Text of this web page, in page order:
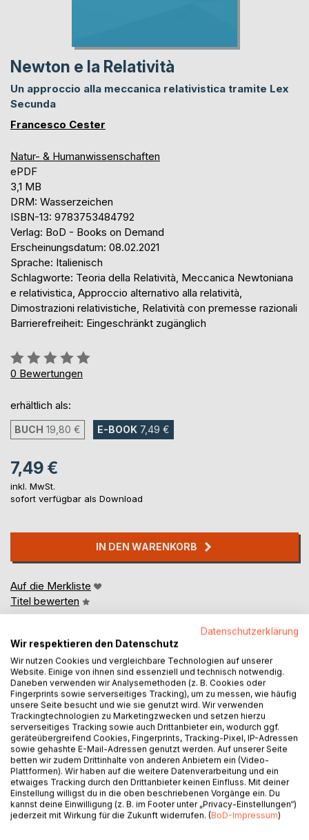
Newton e la Relatività
Un approccio alla meccanica relativistica tramite Lex
Secunda
Francesco Cester
Natur- & Humanwissenschaften
ePDF
3,1 MB
DRM: Wasserzeichen
ISBN-13: 9783753484792
Verlag: BoD - Books on Demand
Erscheinungsdatum: 08.02.2021
Sprache: Italienisch
Schlagworte: Teoria della Relatività, Meccanica Newtoniana
e relativistica, Approccio alternativo alla relatività,
Dimostrazioni relativistiche, Relatività con premesse razionali
Barrierefreiheit: Eingeschränkt zugänglich
Bewertung::
0%
0 Bewertungen
erhältlich als:
BUCH 19,80 € E-BOOK 7,49 €
7,49 €
inkl. MwSt.
sofort verfügbar als Download
IN DEN WARENKORB
Auf die Merkliste
Titel bewerten
BESCHREIBUNG
È ben noto che l'equazione E = mc² è una conseguenza
dalla Teoria della Relatività.
Poco noto è, tuttavia, che di questa relazione esiste anche
una semplice dimostrazione di Einstein derivata dalle leggi
della fisica classica.
Questo fu il primo passo su un percorso alternativo che
Datenschutzerklärung
Wir respektieren den Datenschutz
Wir nutzen Cookies und vergleichbare Technologien auf unserer
Website. Einige von ihnen sind essenziell und technisch notwendig.
Daneben verwenden wir Analysemethoden (z. B. Cookies oder
Fingerprints sowie serverseitiges Tracking), um zu messen, wie häufig
unsere Seite besucht und wie sie genutzt wird. Wir verwenden
Trackingtechnologien zu Marketingzwecken und setzen hierzu
serverseitiges Tracking sowie auch Drittanbieter ein, wodurch ggf.
geräteübergreifend Cookies, Fingerprints, Tracking-Pixel, IP-Adressen
sowie gehashte E-Mail-Adressen genutzt werden. Auf unserer Seite
betten wir zudem Drittinhalte von anderen Anbietern ein (Video-
Plattformen). Wir haben auf die weitere Datenverarbeitung und ein
etwaiges Tracking durch den Drittanbieter keinen Einfluss. Mit deiner
Einstellung willigst du in die oben beschriebenen Vorgänge ein. Du
kannst deine Einwilligung (z. B. im Footer unter „Privacy-Einstellungen“)
jederzeit mit Wirkung für die Zukunft widerrufen. (BoD-Impressum)